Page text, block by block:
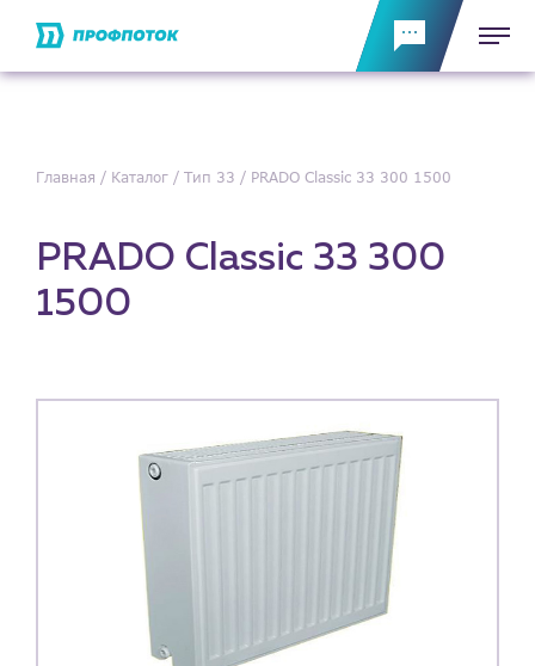
Главная Каталог Тип 33 PRADO Classic 33 300 1500
PRADO Classic 33 300
1500